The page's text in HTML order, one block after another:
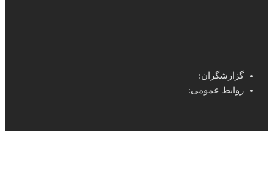
گزارشگران:
روابط عمومی: